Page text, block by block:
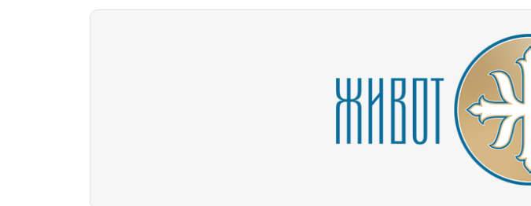
Skip to main content